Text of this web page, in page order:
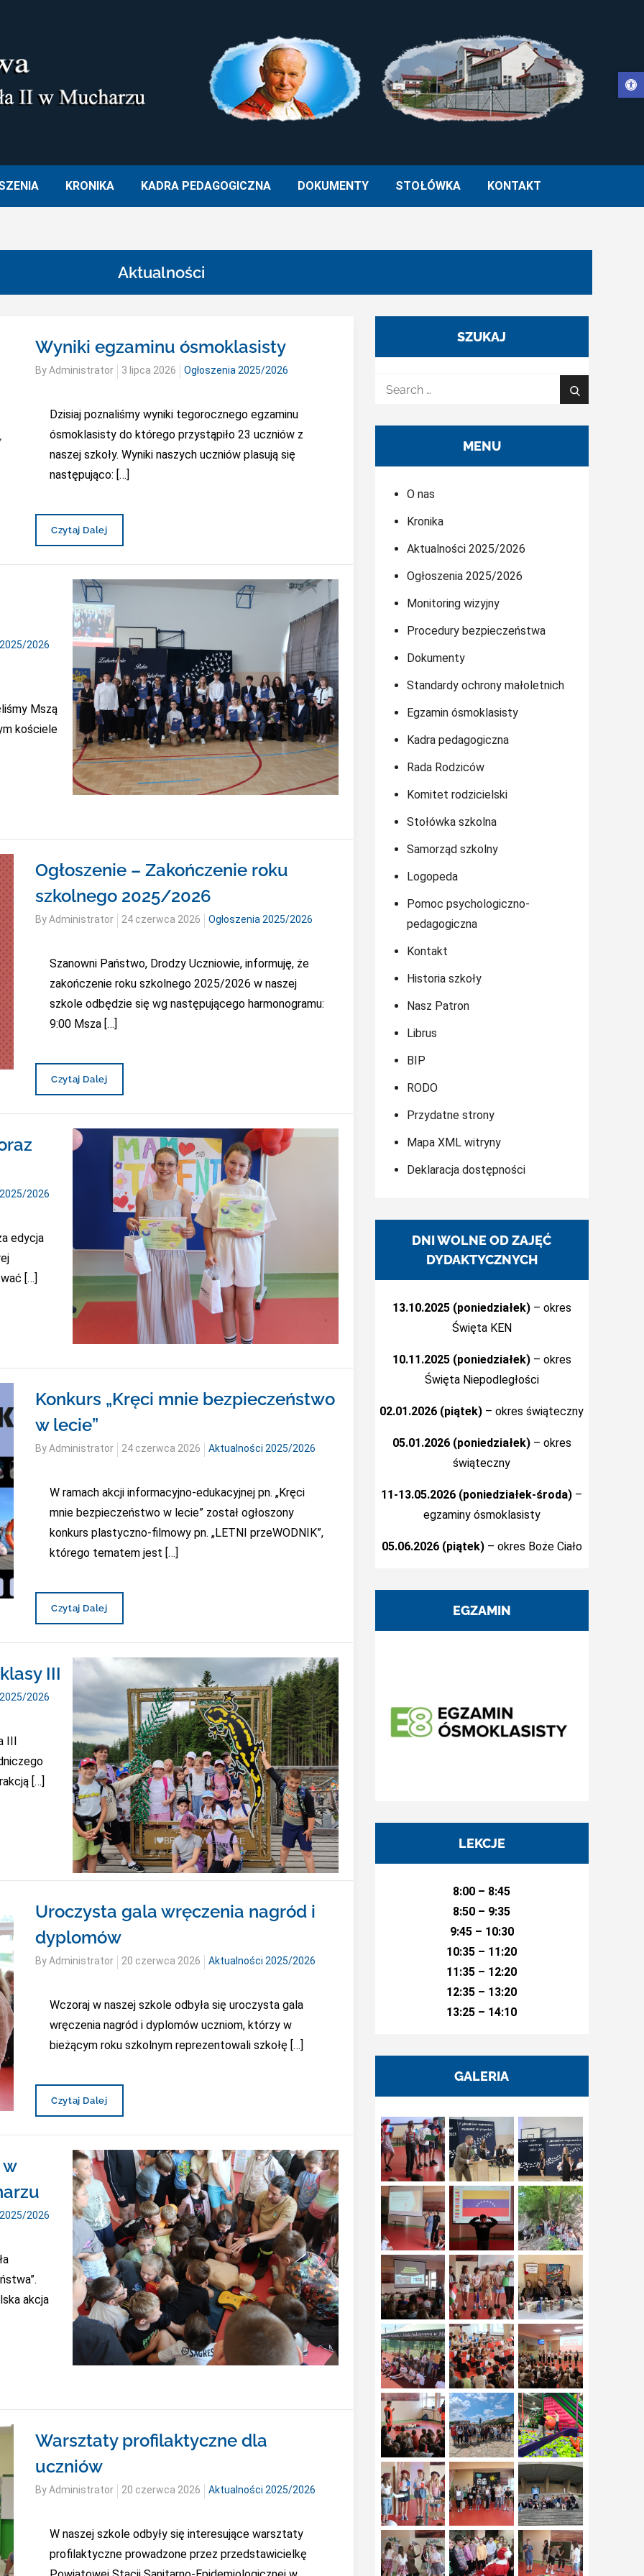
Otwórz pasek narzędzi
OJCA ŚWIĘTEGO JANA PAWŁA II W MUCHARZU
KRONIKA KADRA PEDAGOGICZNA DOKUMENTY STOŁÓWKA KONTAKT
Aktualności
Wyniki egzaminu ósmoklasisty
ByAdministrator
Posted
3 lipca 2026 Ogłoszenia 2025/2026
Dzisiaj poznaliśmy wyniki tegorocznego egzaminu
ósmoklasisty do którego przystąpiło 23 uczniów z
naszej szkoły. Wyniki naszych uczniów plasują się
następująco: […]
Wyniki
Czytaj Dalej
2026
Mszą
kościele
Ogłoszenie – Zakończenie roku
szkolnego 2025/2026
ByAdministrator
Posted
24 czerwca 2026 Ogłoszenia 2025/2026
Szanowni Państwo, Drodzy Uczniowie, informuję, że
zakończenie roku szkolnego 2025/2026 w naszej
szkole odbędzie się wg następującego harmonogramu:
9:00 Msza […]
Ogłoszenie
Roku
Szkolnego
2025/2026
Czytaj Dalej
2026
edycja
[…]
Konkurs „Kręci mnie bezpieczeństwo
w lecie”
ByAdministrator
Posted
24 czerwca 2026 Aktualności 2025/2026
W ramach akcji informacyjno-edukacyjnej pn. „Kręci
mnie bezpieczeństwo w lecie” został ogłoszony
konkurs plastyczno-filmowy pn. „LETNI przeWODNIK”,
którego tematem jest […]
Konkurs
Bezpieczeństwo
Lecie”
Czytaj Dalej
III
2026
[…]
Uroczysta gala wręczenia nagród i
dyplomów
ByAdministrator
Posted
20 czerwca 2026 Aktualności 2025/2026
Wczoraj w naszej szkole odbyła się uroczysta gala
wręczenia nagród i dyplomów uczniom, którzy w
bieżącym roku szkolnym reprezentowali szkołę […]
Uroczysta
Nagród
Dyplomów
Czytaj Dalej
2026
akcja
Warsztaty profilaktyczne dla
uczniów
ByAdministrator
Posted
20 czerwca 2026 Aktualności 2025/2026
W naszej szkole odbyły się interesujące warsztaty
profilaktyczne prowadzone przez przedstawicielkę
SZUKAJ
Search
Search
MENU
O nas
Kronika
Aktualności 2025/2026
Ogłoszenia 2025/2026
Monitoring wizyjny
Procedury bezpieczeństwa
Dokumenty
Standardy ochrony małoletnich
Egzamin ósmoklasisty
Kadra pedagogiczna
Rada Rodziców
Komitet rodzicielski
Stołówka szkolna
Samorząd szkolny
Logopeda
Pomoc psychologiczno-
pedagogiczna
Kontakt
Historia szkoły
Nasz Patron
Librus
BIP
RODO
Przydatne strony
Mapa XML witryny
Deklaracja dostępności
DNI WOLNE OD ZAJĘĆ
DYDAKTYCZNYCH
13.10.2025 (poniedziałek) – okres
Święta KEN
10.11.2025 (poniedziałek)– okres
Święta Niepodległości
02.01.2026 (piątek) – okres świąteczny
05.01.2026 (poniedziałek)– okres
świąteczny
11-13.05.2026 (poniedziałek-środa) –
egzaminy ósmoklasisty
05.06.2026 (piątek)– okres Boże Ciało
EGZAMIN
LEKCJE
8:00 – 8:45
8:50 – 9:35
9:45 – 10:30
10:35 – 11:20
11:35 – 12:20
12:35 – 13:20
13:25 – 14:10
GALERIA